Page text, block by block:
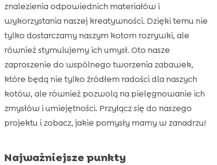
 Zabawki DIY z jesiennych kwiatów
 Interaktywne gry dla kotów z dynią
 Zabawki dla kota domowej roboty jesienią
 Przepisy na smakowite zabawki
Wsparcie dla zdrowia kotów poprzez
odpowiednią dietę
 Wniosek
 FAQ
znalezienia odpowiednich materiałów i
wykorzystania naszej kreatywności. Dzięki temu nie
tylko dostarczamy naszym kotom rozrywki, ale
również stymulujemy ich umysł. Oto nasze
zaproszenie do wspólnego tworzenia zabawek,
które będą nie tylko źródłem radości dla naszych
kotów, ale również pozwolą na pielęgnowanie ich
zmysłów i umiejętności. Przyłącz się do naszego
projektu i zobacz, jakie pomysły mamy w zanadrzu!
Najważniejsze punkty